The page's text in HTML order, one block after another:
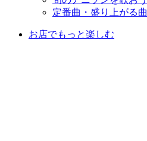
定番曲・盛り上がる曲
お店でもっと楽しむ